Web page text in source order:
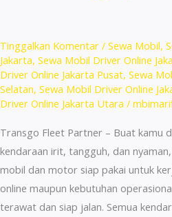
Aktif!
Tinggalkan Komentar / Sewa Mobil,
Jakarta, Sewa Mobil Driver Online
Driver Online Jakarta Pusat, Sewa
Selatan, Sewa Mobil Driver Online
Driver Online Jakarta Utara /
Transgo Fleet Partner – Buat kamu
kendaraan irit, tangguh, dan
mobil dan motor siap pakai untuk
online maupun kebutuhan
terawat dan siap jalan. Semua